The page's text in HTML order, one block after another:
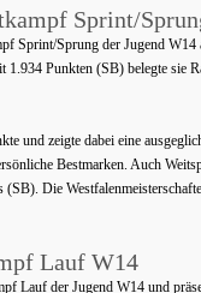
Sprint/
Sprint/Sprung der Jugend
1.934 Punkten (SB) belegte sie
und zeigte dabei eine
Bestmarken. Auch
Die
Lauf W14
Lauf der Jugend W14 und